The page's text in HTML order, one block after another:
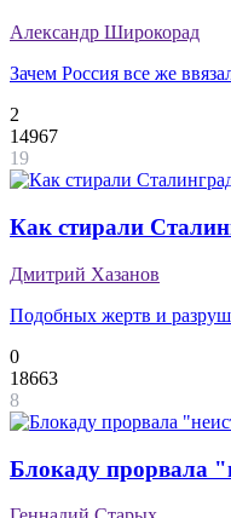
Александр Широкорад
Зачем Россия все же
2
14967
19
Как стирали
Дмитрий Хазанов
Подобных жертв и
0
18663
8
Блокаду прорвала